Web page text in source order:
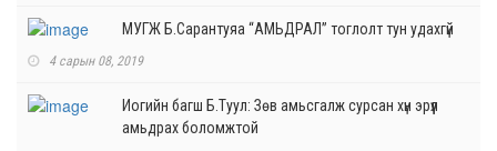
МУГЖ Б.Сарантуяа “АМЬДРАЛ” тоглолт тун удахгүй
4 сарын 08, 2019
Иогийн багш Б.Туул: Зөв амьсгалж сурсан хүн эрүүл
амьдрах боломжтой